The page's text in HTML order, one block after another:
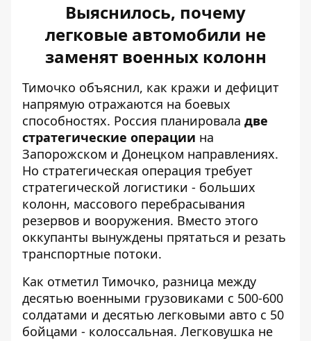
Выяснилось, почему
легковые автомобили не
заменят военных колонн
Тимочко объяснил, как кражи и дефицит
напрямую отражаются на боевых
способностях. Россия планировала две
стратегические операции на
Запорожском и Донецком направлениях.
Но стратегическая операция требует
стратегической логистики - больших
колонн, массового перебрасывания
резервов и вооружения. Вместо этого
оккупанты вынуждены прятаться и резать
транспортные потоки.
Как отметил Тимочко, разница между
десятью военными грузовиками с 500-600
солдатами и десятью легковыми авто с 50
бойцами - колоссальная. Легковушка не